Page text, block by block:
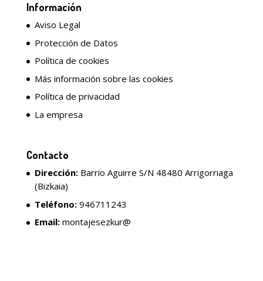
Información
Aviso Legal
Protección de Datos
Política de cookies
Más información sobre las cookies
Política de privacidad
La empresa
Contacto
Dirección:Barrio Aguirre S/N 48480 Arrigorriaga
(Bizkaia)
Teléfono:946711243
Email:montajesezkur@